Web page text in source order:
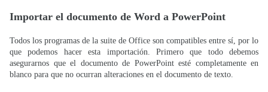
Importar el documento de Word a PowerPoint
Todos los programas de la suite de Office son compatibles entre sí, por lo
que podemos hacer esta importación. Primero que todo debemos
asegurarnos que el documento de PowerPoint esté completamente en
blanco para que no ocurran alteraciones en el documento de texto.